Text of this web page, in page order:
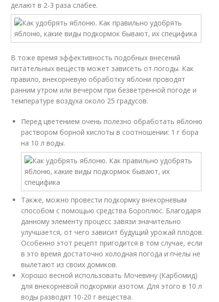
делают в 2-3 раза слабее.
В тоже время эффективность подобных внесений
питательных веществ может зависеть от погоды. Как
правило, внекорневую обработку яблони проводят
ранним утром или вечером при безветренной погоде и
температуре воздуха около 25 градусов.
Перед цветением очень полезно обработать яблоню
раствором борной кислоты в соотношении: 1 г бора
на 10 л воды.
Также, можно провести подкормку внекорневым
способом с помощью средства Бороплюс. Благодаря
данному элементу процесс завязи значительно
улучшается, от чего зависит будущий урожай плодов.
Особенно этот рецепт пригодится в том случае, если
в это время достаточно холодная погода и пчелы не
вылетают из своих домиков.
Хорошо весной использовать Мочевину (Карбомид)
для внекорневой подкормки азотом. Для этого в 10 л
воды разводят 10-20 г вещества.